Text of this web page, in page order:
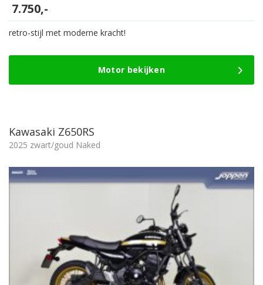
7.750,-
retro-stijl met moderne kracht!
Motor bekijken
Kawasaki Z650RS
2025 zwart/goud Naked